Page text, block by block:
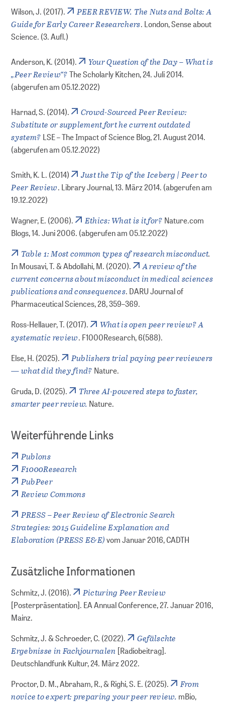
Wilson, J. (2017).
PEER REVIEW. The Nuts and Bolts: A
Guide for Early Career Researchers. London, Sense about
Science. (3. Aufl.)
Anderson, K. (2014).
Your Question of the Day – What is
„Peer Review“?The Scholarly Kitchen, 24. Juli 2014.
(abgerufen am 05.12.2022)
Harnad, S. (2014).
Crowd-Sourced Peer Review:
Substitute or supplement fort he current outdated
system? LSE – The Impact of Science Blog, 21. August 2014.
(abgerufen am 05.12.2022)
Smith, K. L. (2014)
Just the Tip of the Iceberg | Peer to
Peer Review. Library Journal, 13. März 2014. (abgerufen am
19.12.2022)
Wagner, E. (2006).
Ethics: What is it for? Nature.com
Blogs, 14. Juni 2006. (abgerufen am 05.12.2022)
Table 1: Most common types of research misconduct.
In Mousavi, T. & Abdollahi, M. (2020).
A review of the
current concerns about misconduct in medical sciences
publications and consequences. DARU Journal of
Pharmaceutical Sciences, 28, 359–369.
Ross-Hellauer, T. (2017).
What is open peer review? A
systematic review. F1000Research, 6(588).
Else, H. (2025).
Publishers trial paying peer reviewers
— what did they find? Nature.
Gruda, D. (2025).
Three AI-powered steps to faster,
smarter peer review. Nature.
Weiterführende Links
Publons
F1000Research
PubPeer
Review Commons
PRESS – Peer Review of Electronic Search
Strategies: 2015 Guideline Explanation and
Elaboration (PRESS E&E)vom Januar 2016, CADTH
Zusätzliche Informationen
Schmitz, J. (2016). Picturing Peer Review
[Posterpräsentation]. EA Annual Conference, 27. Januar 2016,
Mainz.
Schmitz, J. & Schroeder, C. (2022).
Gefälschte
Ergebnisse in Fachjournalen [Radiobeitrag].
Deutschlandfunk Kultur, 24. März 2022.
Proctor, D. M., Abraham, R., & Righi, S. E. (2025).
From
novice to expert: preparing your peer review. mBio,